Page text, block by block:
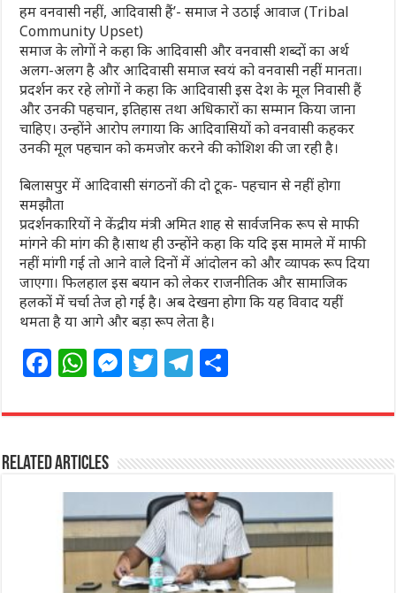
हम वनवासी नहीं, आदिवासी हैं’- समाज ने उठाई आवाज (Tribal
Community Upset)
समाज के लोगों ने कहा कि आदिवासी और वनवासी शब्दों का अर्थ
अलग-अलग है और आदिवासी समाज स्वयं को वनवासी नहीं मानता।
प्रदर्शन कर रहे लोगों ने कहा कि आदिवासी इस देश के मूल निवासी हैं
और उनकी पहचान, इतिहास तथा अधिकारों का सम्मान किया जाना
चाहिए। उन्होंने आरोप लगाया कि आदिवासियों को वनवासी कहकर
उनकी मूल पहचान को कमजोर करने की कोशिश की जा रही है।
बिलासपुर में आदिवासी संगठनों की दो टूक- पहचान से नहीं होगा
समझौता
प्रदर्शनकारियों ने केंद्रीय मंत्री अमित शाह से सार्वजनिक रूप से माफी
मांगने की मांग की है।साथ ही उन्होंने कहा कि यदि इस मामले में माफी
नहीं मांगी गई तो आने वाले दिनों में आंदोलन को और व्यापक रूप दिया
जाएगा। फिलहाल इस बयान को लेकर राजनीतिक और सामाजिक
हलकों में चर्चा तेज हो गई है। अब देखना होगा कि यह विवाद यहीं
थमता है या आगे और बड़ा रूप लेता है।
F
c
e
b
o
o
k
W
at
s
A
p
p
M
ss
n
g
e
r
T
itt
r
T
e
ra
m
ar
Related Articles